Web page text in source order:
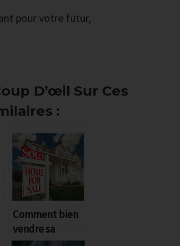
pour votre futur,
D’œil Sur Ces
:
Comment bien
vendre sa